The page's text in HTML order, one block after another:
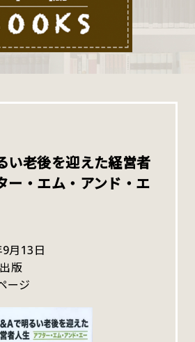
い老後を迎えた経営者
・エム・アンド・エ
月13日
版
ージ